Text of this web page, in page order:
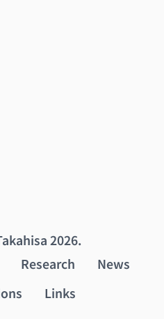
2026.
Research
News
Links